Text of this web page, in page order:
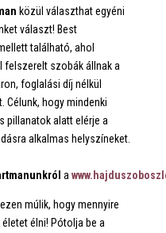
közül választhat egyéni
választ! Best
található, ahol
felszerelt szobák állnak a
foglalási díj nélkül
hogy mindenki
pillanatok alatt elérje a
alkalmas helyszíneket.
a
múlik, hogy mennyire
élni! Pótolja be a